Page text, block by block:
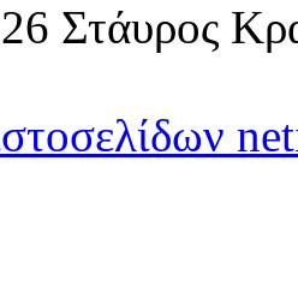
Στάυρος